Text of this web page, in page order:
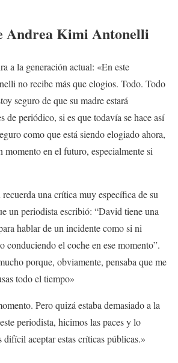
Andrea Kimi Antonelli
a la generación actual: «En este
no recibe más que elogios. Todo. Todo
seguro de que su madre estará
de periódico, si es que todavía se hace así
como que está siendo elogiado ahora,
momento en el futuro, especialmente si
una crítica muy específica de su
un periodista escribió: “David tiene una
hablar de un incidente como si ni
conduciendo el coche en ese momento”.
porque, obviamente, pensaba que me
todo el tiempo»
Pero quizá estaba demasiado a la
periodista, hicimos las paces y lo
difícil aceptar estas críticas públicas.»